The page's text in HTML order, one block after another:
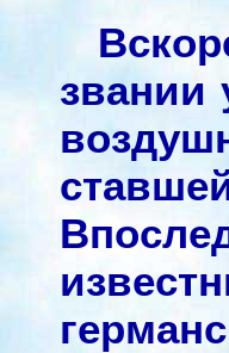
звании